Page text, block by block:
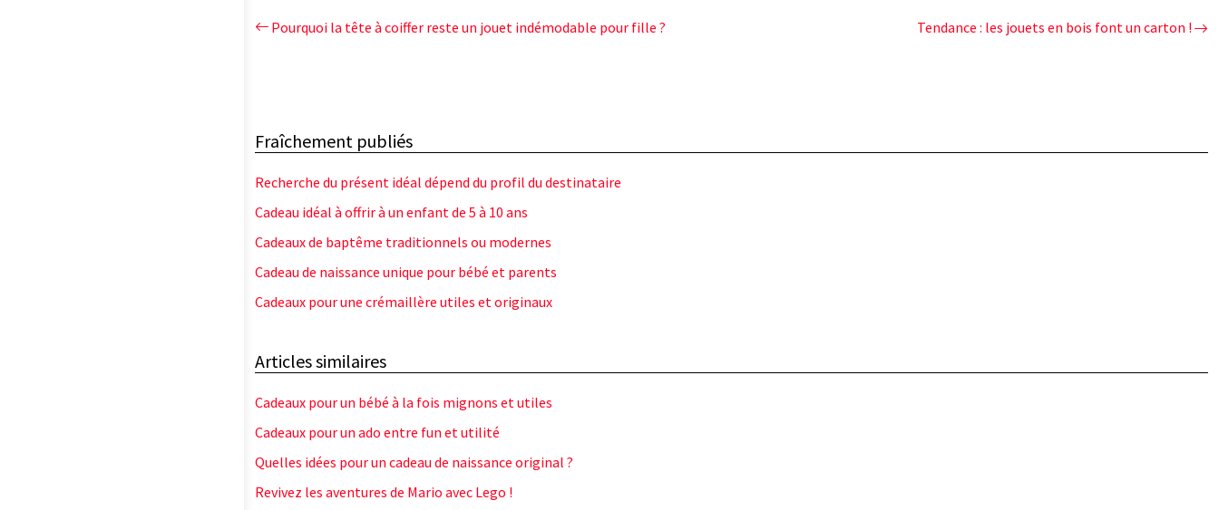
Pourquoi la tête à coiffer reste un jouet indémodable pour fille ? Tendance : les jouets en bois font un carton !
Fraîchement publiés
Recherche du présent idéal dépend du profil du destinataire
Cadeau idéal à offrir à un enfant de 5 à 10 ans
Cadeaux de baptême traditionnels ou modernes
Cadeau de naissance unique pour bébé et parents
Cadeaux pour une crémaillère utiles et originaux
Articles similaires
Cadeaux pour un bébé à la fois mignons et utiles
Cadeaux pour un ado entre fun et utilité
Quelles idées pour un cadeau de naissance original ?
Revivez les aventures de Mario avec Lego !